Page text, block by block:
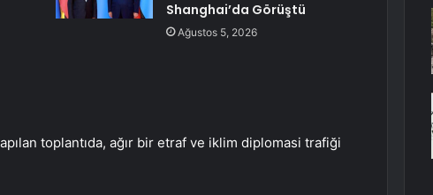
Shanghai’da Görüştü
Ağustos 5, 2026
toplantıda, ağır bir etraf ve iklim diplomasi trafiği